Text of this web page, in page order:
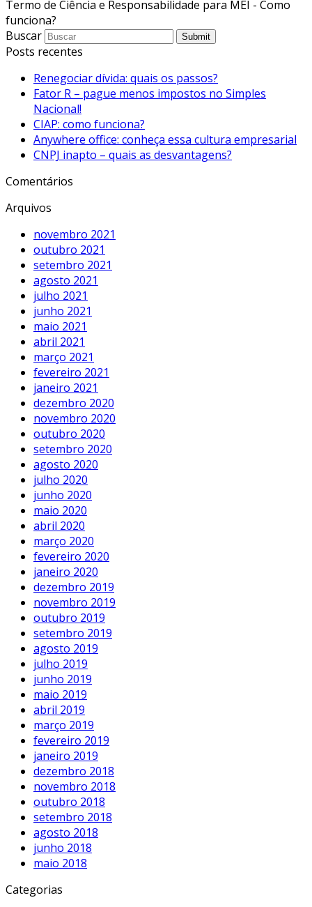
Termo de Ciência e Responsabilidade para MEI - Como
funciona?
Buscar
Submit
Posts recentes
Renegociar dívida: quais os passos?
Fator R – pague menos impostos no Simples
Nacional!
CIAP: como funciona?
Anywhere office: conheça essa cultura empresarial
CNPJ inapto – quais as desvantagens?
Comentários
Arquivos
novembro 2021
outubro 2021
setembro 2021
agosto 2021
julho 2021
junho 2021
maio 2021
abril 2021
março 2021
fevereiro 2021
janeiro 2021
dezembro 2020
novembro 2020
outubro 2020
setembro 2020
agosto 2020
julho 2020
junho 2020
maio 2020
abril 2020
março 2020
fevereiro 2020
janeiro 2020
dezembro 2019
novembro 2019
outubro 2019
setembro 2019
agosto 2019
julho 2019
junho 2019
maio 2019
abril 2019
março 2019
fevereiro 2019
janeiro 2019
dezembro 2018
novembro 2018
outubro 2018
setembro 2018
agosto 2018
junho 2018
maio 2018
Categorias